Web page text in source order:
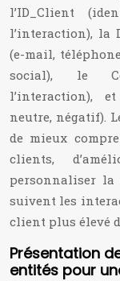
l’ID_Client
l’interaction), la
(e-mail,
social), le
l’interaction),
neutre, négatif).
de mieux
clients,
personnaliser la
suivent les
client plus élevé
Présentation
entités pour